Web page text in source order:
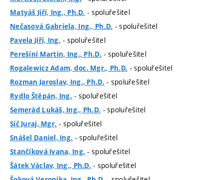
Matyáš Jiří, Ing., Ph.D. - spoluřešitel
Nečasová Gabriela, Ing., Ph.D. - spoluřešitel
Pavela Jiří, Ing. - spoluřešitel
Perešíni Martin, Ing., Ph.D. - spoluřešitel
Rogalewicz Adam, doc. Mgr., Ph.D. - spoluřešitel
Rozman Jaroslav, Ing., Ph.D. - spoluřešitel
Rydlo Štěpán, Ing. - spoluřešitel
Semerád Lukáš, Ing., Ph.D. - spoluřešitel
Síč Juraj, Mgr. - spoluřešitel
Snášel Daniel, Ing. - spoluřešitel
Stančíková Ivana, Ing. - spoluřešitel
Šátek Václav, Ing., Ph.D. - spoluřešitel